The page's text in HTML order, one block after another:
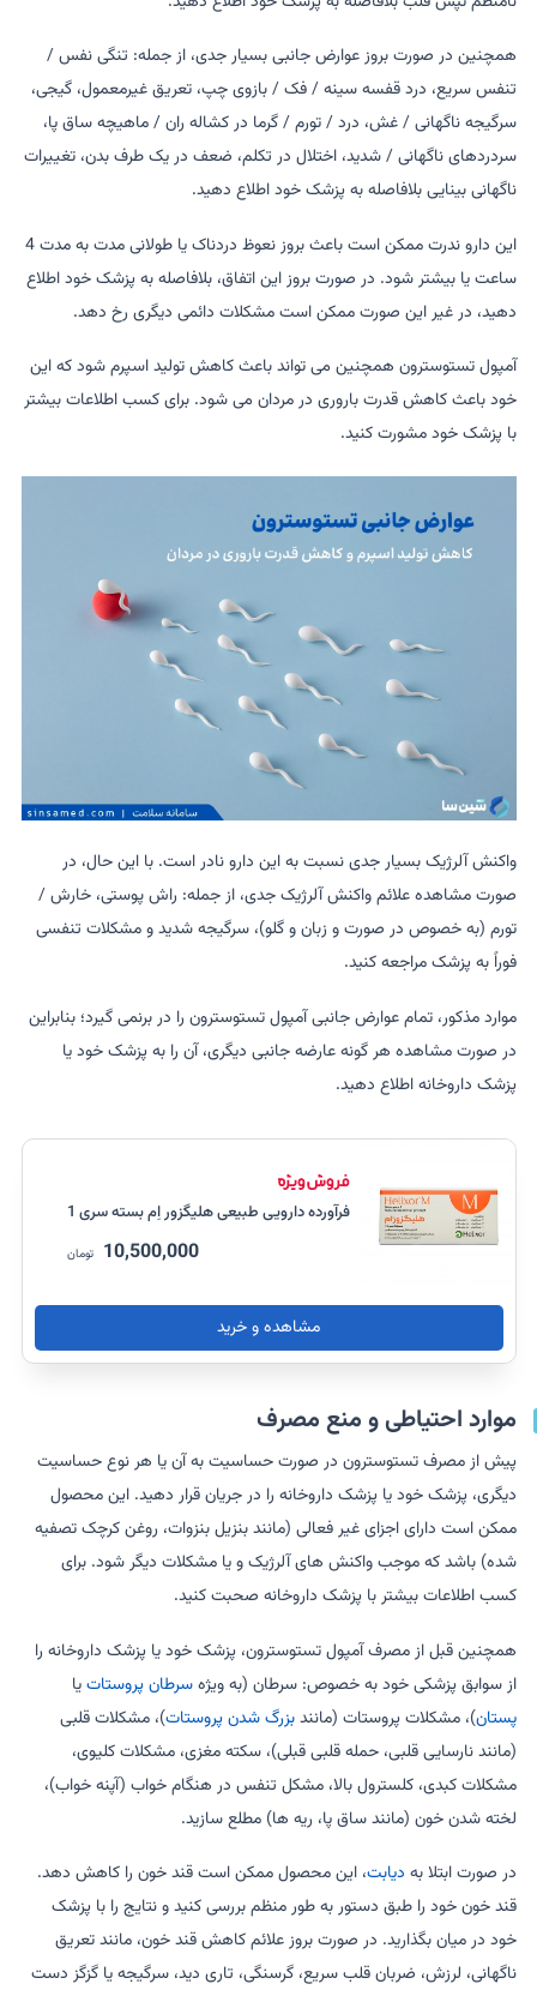
همچنین در صورت بروز عوارض جانبی بسیار جدی، از جمله: تنگی نفس /
تنفس سریع، درد قفسه سینه / فک / بازوی چپ، تعریق غیرمعمول، گیجی،
سرگیجه ناگهانی / غش، درد / تورم / گرما در کشاله ران / ماهیچه ساق پا،
سردردهای ناگهانی / شدید، اختلال در تکلم، ضعف در یک طرف بدن، تغییرات
ناگهانی بینایی بلافاصله به پزشک خود اطلاع دهید.
این دارو ندرت ممکن است باعث بروز نعوظ دردناک یا طولانی مدت به مدت 4
ساعت یا بیشتر شود. در صورت بروز این اتفاق، بلافاصله به پزشک خود اطلاع
دهید، در غیر این صورت ممکن است مشکلات دائمی دیگری رخ دهد.
آمپول تستوسترون همچنین می تواند باعث کاهش تولید اسپرم شود که این
خود باعث کاهش قدرت باروری در مردان می شود. برای کسب اطلاعات بیشتر
با پزشک خود مشورت کنید.
واکنش آلرژیک بسیار جدی نسبت به این دارو نادر است. با این حال، در
صورت مشاهده علائم واکنش آلرژیک جدی، از جمله: راش پوستی، خارش /
تورم (به خصوص در صورت و زبان و گلو)، سرگیجه شدید و مشکلات تنفسی
فوراً به پزشک مراجعه کنید.
موارد مذکور، تمام عوارض جانبی آمپول تستوسترون را در برنمی گیرد؛ بنابراین
در صورت مشاهده هر گونه عارضه جانبی دیگری، آن را به پزشک خود یا
پزشک داروخانه اطلاع دهید.
فرآورده دارویی طبیعی هلیگزور اِم بسته سری 1
10,500,000 تومان
مشاهده و خرید
موارد احتیاطی و منع مصرف
پیش از مصرف تستوسترون در صورت حساسیت به آن یا هر نوع حساسیت
دیگری، پزشک خود یا پزشک داروخانه را در جریان قرار دهید. این محصول
ممکن است دارای اجزای غیر فعالی (مانند بنزیل بنزوات، روغن کرچک تصفیه
شده) باشد که موجب واکنش های آلرژیک و یا مشکلات دیگر شود. برای
کسب اطلاعات بیشتر با پزشک داروخانه صحبت کنید.
همچنین قبل از مصرف آمپول تستوسترون، پزشک خود یا پزشک داروخانه را
از سوابق پزشکی خود به خصوص: سرطان (به ویژهسرطان پروستاتیا
پستان)، مشکلات پروستات (مانندبزرگ شدن پروستات)، مشکلات قلبی
(مانند نارسایی قلبی، حمله قلبی قبلی)، سکته مغزی، مشکلات کلیوی،
مشکلات کبدی، کلسترول بالا، مشکل تنفس در هنگام خواب (آپنه خواب)،
لخته شدن خون (مانند ساق پا، ریه ها) مطلع سازید.
در صورت ابتلا به دیابت، این محصول ممکن است قند خون را کاهش دهد.
قند خون خود را طبق دستور به طور منظم بررسی کنید و نتایج را با پزشک
خود در میان بگذارید. در صورت بروز علائم کاهش قند خون، مانند تعریق
ناگهانی، لرزش، ضربان قلب سریع، گرسنگی، تاری دید، سرگیجه یا گزگز دست